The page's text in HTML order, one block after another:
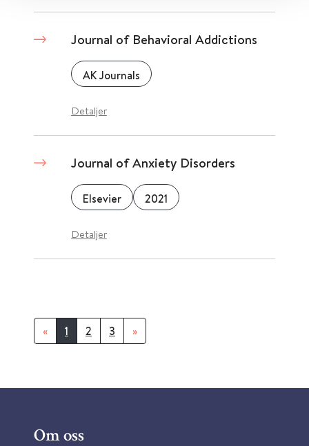
Journal of Behavioral Addictions
AK Journals
Detaljer
Journal of Anxiety Disorders
Elsevier 2021
Detaljer
« 1 2 3 »
Om oss